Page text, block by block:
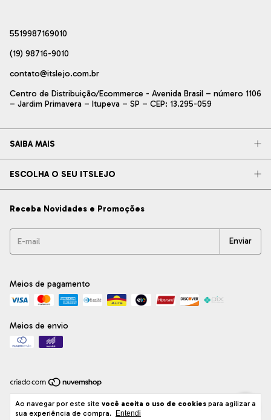
Ao navegar por este site você aceita o uso de cookies para agilizar a
sua experiência de compra.
Entendi
5519987169010
(19) 98716-9010
contato@itslejo.com.br
Centro de Distribuição/Ecommerce - Avenida Brasil – número 1106
– Jardim Primavera – Itupeva – SP – CEP: 13.295-059
SAIBA MAIS
ESCOLHA O SEU ITSLEJO
Receba Novidades e Promoções
Meios de pagamento
Meios de envio
Copyright ITsLEJO Azulejos Decorativos Ltda - 33012404000154 - 2026.
Todos os direitos reservados.